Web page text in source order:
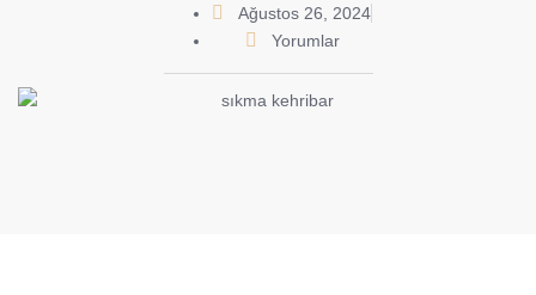
Ağustos 26, 2024
Yorumlar